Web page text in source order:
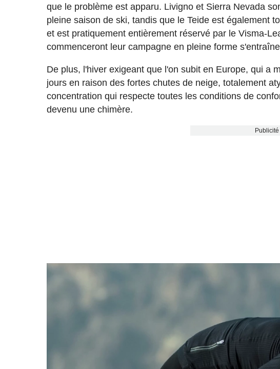
que le problème est apparu. Livigno et Sierra Nevada
pleine saison de ski, tandis que le Teide est également
et est pratiquement entièrement réservé par le Visma-
commenceront leur campagne en pleine forme
De plus, l'hiver exigeant que l'on subit en Europe, qui a
jours en raison des fortes chutes de neige, totalement
concentration qui respecte toutes les conditions de
devenu une chimère.
Publicité